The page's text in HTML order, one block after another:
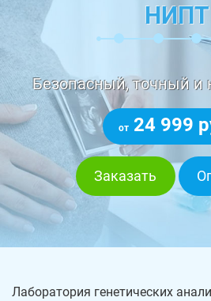
НИПТ
Безопасный, точный и
от 24 999
Заказать
Лаборатория генетических